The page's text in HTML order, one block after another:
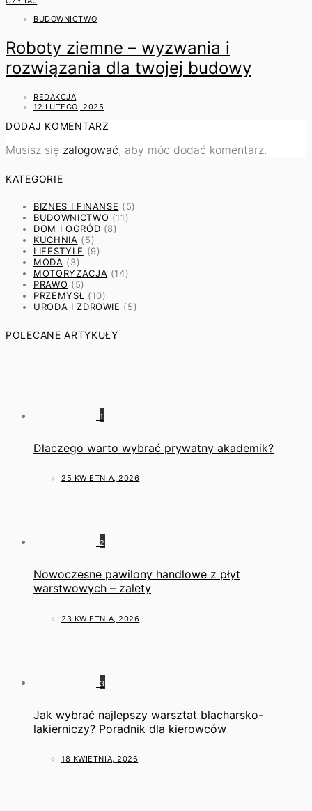
BUDOWNICTWO
Roboty ziemne – wyzwania i
rozwiązania dla twojej budowy
REDAKCJA
12 LUTEGO, 2025
DODAJ KOMENTARZ
Musisz się zalogować, aby móc dodać komentarz.
KATEGORIE
BIZNES I FINANSE (5)
BUDOWNICTWO (11)
DOM I OGRÓD (8)
KUCHNIA (5)
LIFESTYLE (9)
MODA (3)
MOTORYZACJA (14)
PRAWO (5)
PRZEMYSŁ (10)
URODA I ZDROWIE (5)
POLECANE ARTYKUŁY
1
Dlaczego warto wybrać prywatny akademik?
25 KWIETNIA, 2026
2
Nowoczesne pawilony handlowe z płyt
warstwowych – zalety
23 KWIETNIA, 2026
3
Jak wybrać najlepszy warsztat blacharsko-
lakierniczy? Poradnik dla kierowców
18 KWIETNIA, 2026